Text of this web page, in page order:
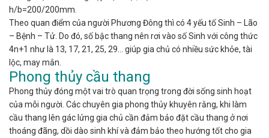
h/b=200/200mm.
Theo quan điểm của người Phương Đông thì có 4 yếu tố Sinh – Lão
– Bệnh – Tử. Do đó, số bậc thang nên rơi vào số Sinh với công thức
4n+1 như là 13, 17, 21, 25, 29… giúp gia chủ có nhiều sức khỏe, tài
lộc, may mắn.
Phong thủy cầu thang
Phong thủy đóng một vai trò quan trọng trong đời sống sinh hoạt
của mỗi người. Các chuyên gia phong thủy khuyên rằng, khi làm
cầu thang lên gác lửng gia chủ cần đảm bảo đặt cầu thang ở nơi
thoáng đãng, dồi dào sinh khí và đảm bảo theo hướng tốt cho gia